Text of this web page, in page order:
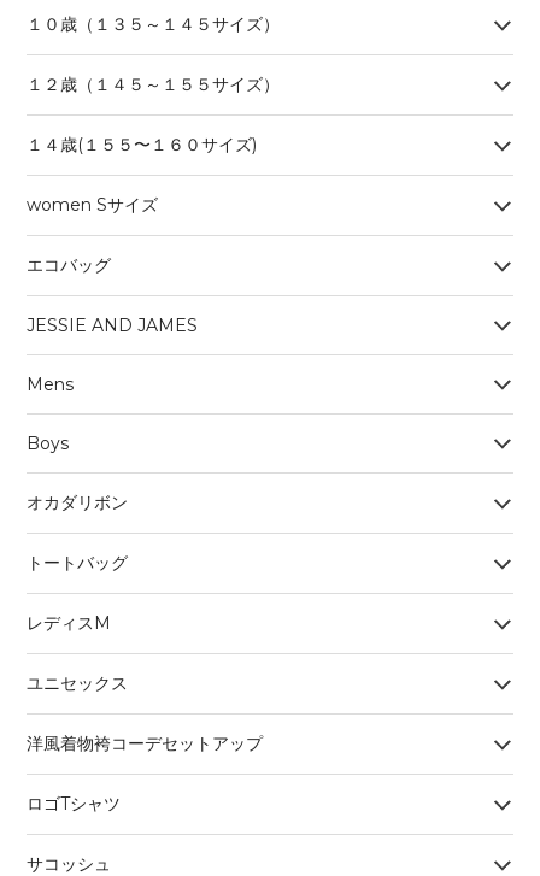
１０歳（１３５～１４５サイズ）
１２歳（１４５～１５５サイズ）
１４歳(１５５〜１６０サイズ)
women Sサイズ
エコバッグ
JESSIE AND JAMES
Mens
Boys
オカダリボン
トートバッグ
レディスM
ユニセックス
洋風着物袴コーデセットアップ
ロゴTシャツ
サコッシュ